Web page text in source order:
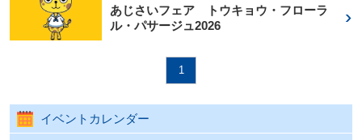
あじさいフェア トウキョウ・フローラ
ル・パサージュ2026
1
イベントカレンダー